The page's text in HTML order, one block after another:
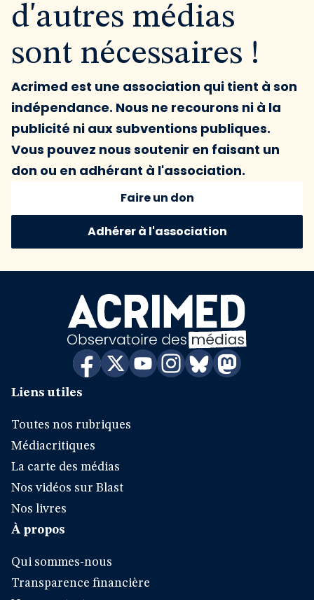
d'autres médias
sont nécessaires !
Acrimed est une association qui tient à son
indépendance. Nous ne recourons ni à la
publicité ni aux subventions publiques.
Vous pouvez nous soutenir en faisant un
don ou en adhérant à l'association.
Faire un don
Adhérer à l'association
Liens utiles
Toutes nos rubriques
Médiacritiques
La carte des médias
Nos vidéos sur Blast
Nos livres
À propos
Qui sommes-nous
Transparence financière